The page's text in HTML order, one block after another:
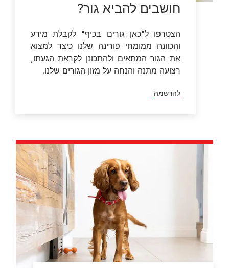
חושבים להביא גור?
הצטרפו ל"כאן גורים בכיף" לקבלת מידע
והכוונה ממומחי פורינה שלנו כיצד למצוא
את הגור המתאים ולהתכונן לקראת הגעתו,
רצועה מתנה והנחה על מזון הגורים שלנו.
להרשמה